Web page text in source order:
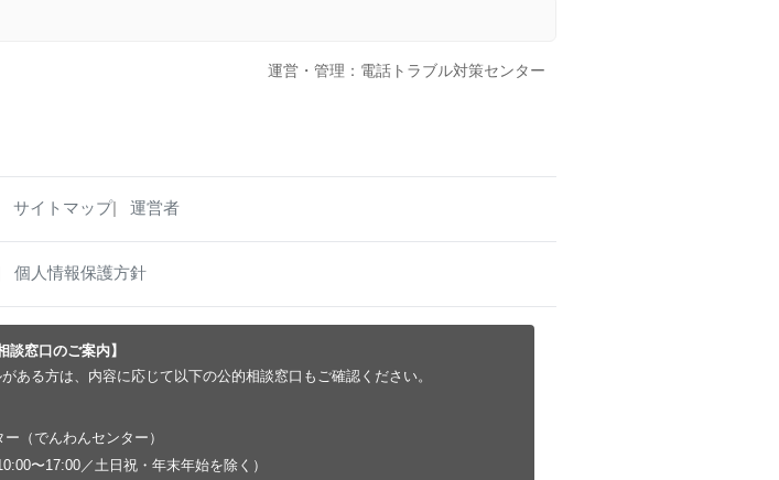
運営・管理：電話トラブル対策センター
サイトマップ 運営者
個人情報保護方針
談窓口のご案内】
ある方は、内容に応じて以下の公的相談窓口もご確認ください。
（でんわんセンター）
〜17:00／土日祝・年末年始を除く）